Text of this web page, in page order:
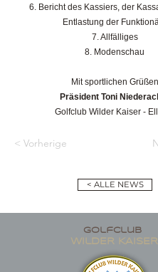
6. Bericht des Kassiers, der
Entlastung der
7. Allfälliges
8. Modenschau
Mit sportlichen Grüßen
Präsident Toni
Golfclub Wilder Kaiser -
< Vorherige
< ALLE NEWS
golfclub
wildER KAISER